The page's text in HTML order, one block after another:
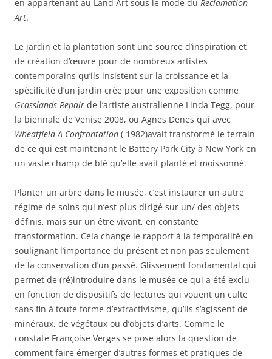
en appartenant au Land Art sous le mode du Reclamation
Art.
Le jardin et la plantation sont une source d’inspiration et
de création d’œuvre pour de nombreux artistes
contemporains qu’ils insistent sur la croissance et la
spécificité d’un jardin crée pour une exposition comme
Grasslands Repair de l’artiste australienne Linda Tegg, pour
la biennale de Venise 2008, ou Agnes Denes qui avec
Wheatfield A Confrontation ( 1982)avait transformé le terrain
de ce qui est maintenant le Battery Park City à New York en
un vaste champ de blé qu’elle avait planté et moissonné.
Planter un arbre dans le musée, c’est instaurer un autre
régime de soins qui n’est plus dirigé sur un/ des objets
définis, mais sur un être vivant, en constante
transformation. Cela change le rapport à la temporalité en
soulignant l’importance du présent et non pas seulement
de la conservation d’un passé. Glissement fondamental qui
permet de (ré)introduire dans le musée ce qui a été exclu
en fonction de dispositifs de lectures qui vouent un culte
sans fin à toute forme d’extractivisme, qu’ils s’agissent de
minéraux, de végétaux ou d’objets d’arts. Comme le
constate Françoise Verges se pose alors la question de
comment faire émerger d’autres formes et pratiques de